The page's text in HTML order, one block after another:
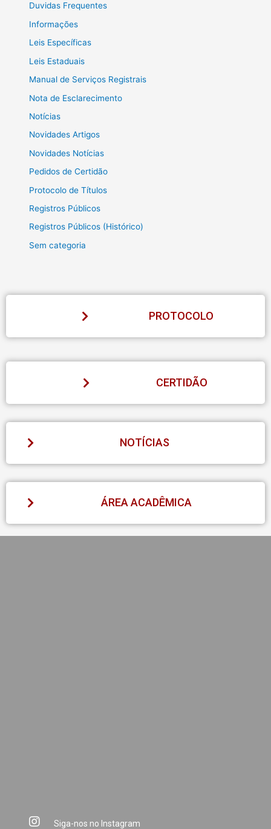
Duvidas Frequentes
Informações
Leis Específicas
Leis Estaduais
Manual de Serviços Registrais
Nota de Esclarecimento
Notícias
Novidades Artigos
Novidades Notícias
Pedidos de Certidão
Protocolo de Títulos
Registros Públicos
Registros Públicos (Histórico)
Sem categoria
PROTOCOLO
CERTIDÃO
NOTÍCIAS
ÁREA ACADÊMICA
Siga-nos no Instagram